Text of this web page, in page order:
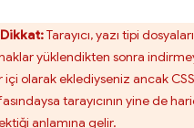
Dikkat:Tarayıcı, yazı tipi
yüklendikten sonra
içi olarak eklediyseniz ancak
tarayıcının yine de
anlamına gelir.